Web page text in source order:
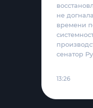
не
времени
сенатор
13:26